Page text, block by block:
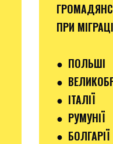
ПРИ
● ПОЛЬШІ
●
● ІТАЛІЇ
● РУМУНІЇ
● БОЛГАРІЇ